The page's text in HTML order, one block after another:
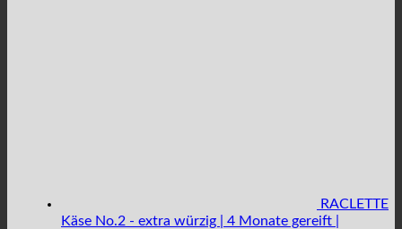
RACLETTE
Käse No.2 - extra würzig | 4 Monate gereift |